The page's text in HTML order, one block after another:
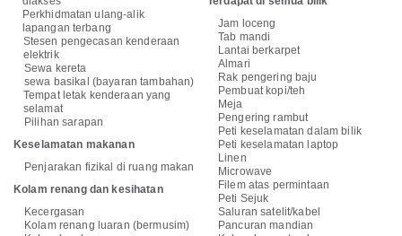
Perkhidmatan ulang-alik
lapangan terbang
Stesen pengecasan kenderaan
elektrik
Sewa kereta
sewa basikal (bayaran tambahan)
Tempat letak kenderaan yang
selamat
Pilihan sarapan
Keselamatan makanan
Penjarakan fizikal di ruang makan
Kolam renang dan kesihatan
Kecergasan
Kolam renang luaran (bermusim)
Jam loceng
Tab mandi
Lantai berkarpet
Almari
Rak pengering baju
Pembuat kopi/teh
Meja
Pengering rambut
Peti keselamatan dalam bilik
Peti keselamatan laptop
Linen
Microwave
Filem atas permintaan
Peti Sejuk
Saluran satelit/kabel
Pancuran mandian